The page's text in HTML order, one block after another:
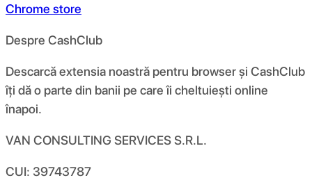
Chrome store
Despre CashClub
Descarcă extensia noastră pentru browser și CashClub
îți dă o parte din banii pe care îi cheltuiești online
înapoi.
VAN CONSULTING SERVICES S.R.L.
CUI: 39743787